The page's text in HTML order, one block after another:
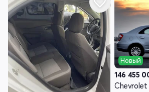
Новый
146 455